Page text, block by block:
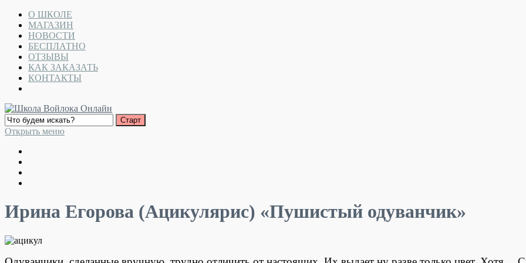
О ШКОЛЕ
МАГАЗИН
НОВОСТИ
БЕСПЛАТНО
ОТЗЫВЫ
КАК ЗАКАЗАТЬ
КОНТАКТЫ
Открыть меню
Ирина Егорова (Ацикулярис) «Пушистый одуванчик»